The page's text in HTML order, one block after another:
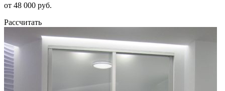
от 48 000 руб.
Рассчитать